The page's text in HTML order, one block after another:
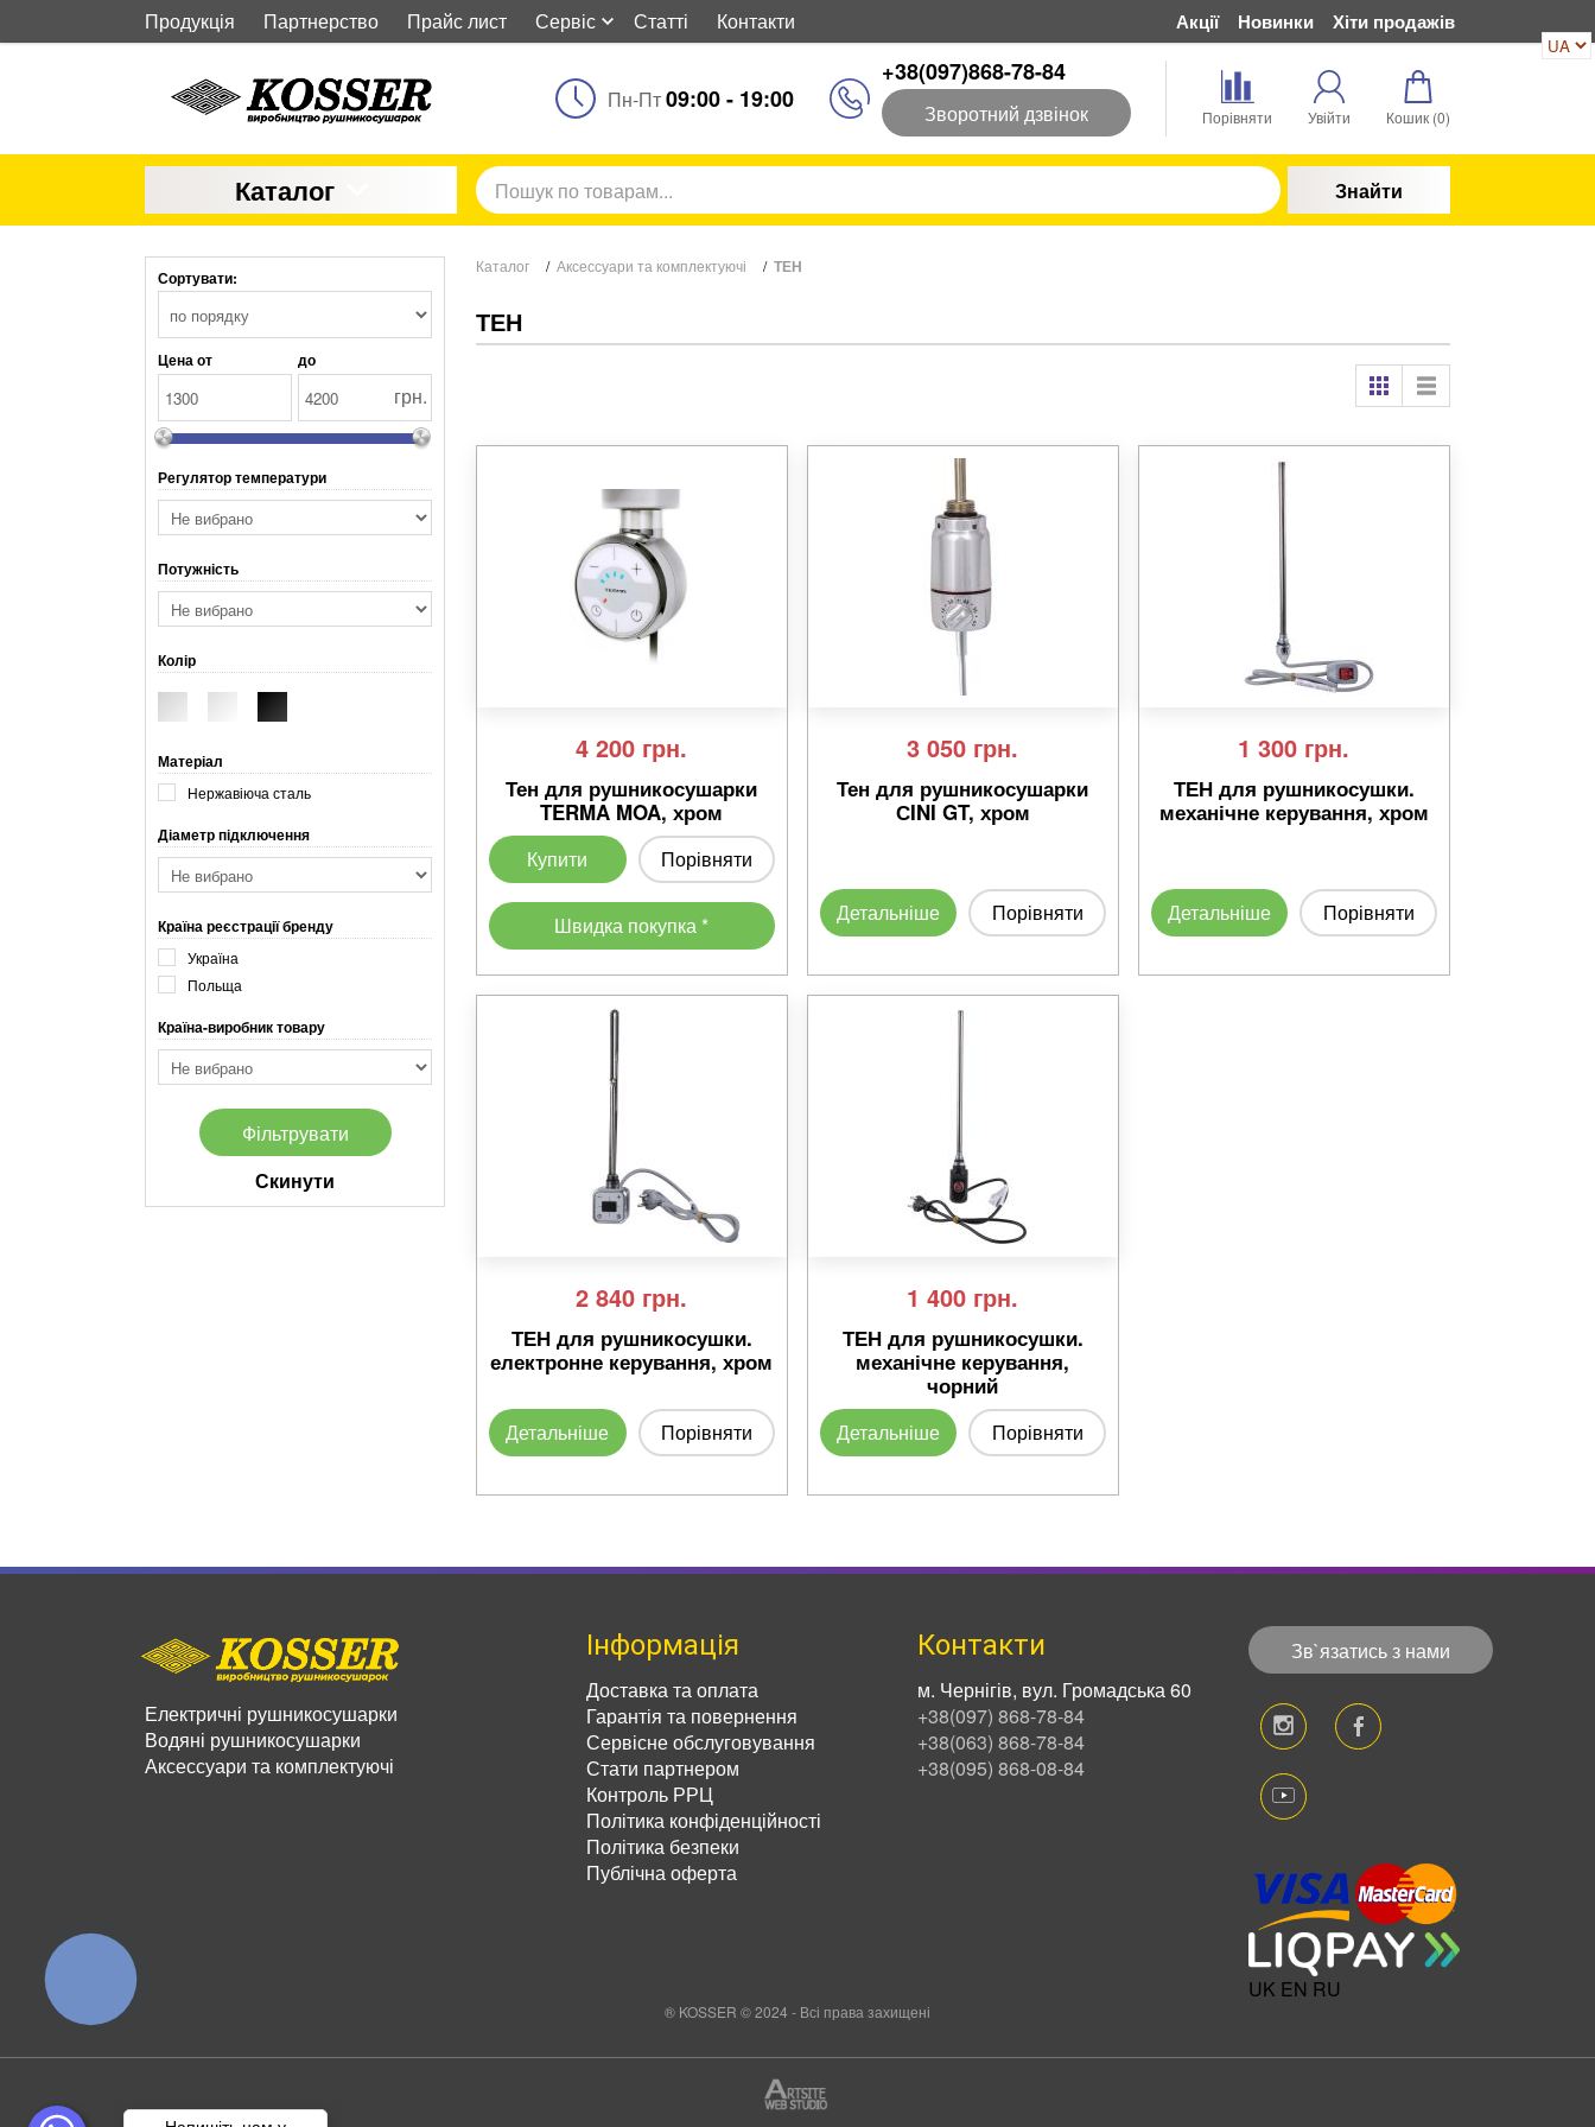
Продукція Партнерство Прайс лист Сервіс Статті Контакти Акції Новинки Хіти продажів
Пн-Пт09:00 - 19:00
+38(097)868-78-84
Зворотний дзвінок Порівняти Увійти Кошик (0)
Каталог Знайти
Сортувати:
Цена от до
грн.
Регулятор температури
Потужність
Колір
Матеріал
Нержавіюча сталь
Діаметр підключення
Країна реєстрації бренду
Україна
Польща
Країна-виробник товару
Скинути
Каталог / Аксессуари та комплектуючі / ТЕН
ТЕН
4 200 грн.
Тен для рушникосушарки
TERMA MOA, хром
Купити Порівняти
Швидка покупка *
3 050 грн.
Тен для рушникосушарки
СINI GT, хром
Детальніше Порівняти
1 300 грн.
ТЕН для рушникосушки.
механічне керування, хром
Детальніше Порівняти
2 840 грн.
ТЕН для рушникосушки.
електронне керування, хром
Детальніше Порівняти
1 400 грн.
ТЕН для рушникосушки.
механічне керування,
чорний
Детальніше Порівняти
Електричні рушникосушарки
Водяні рушникосушарки
Аксессуари та комплектуючі
Інформація
Доставка та оплата
Гарантія та повернення
Сервісне обслуговування
Стати партнером
Контроль РРЦ
Політика конфіденційності
Політика безпеки
Публічна оферта
Контакти
м. Чернігів, вул. Громадська 60
+38(097) 868-78-84
+38(063) 868-78-84
+38(095) 868-08-84
Зв`язатись з нами
UK EN RU
® KOSSER © 2024 - Всі права захищені